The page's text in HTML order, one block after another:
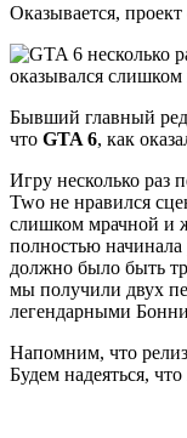
Оказывается, проект
Бывший главный
что GTA 6, как
Игру несколько раз
Two не нравился
слишком мрачной и
полностью
должно было быть
мы получили двух
легендарными
Напомним, что
Будем надеяться,